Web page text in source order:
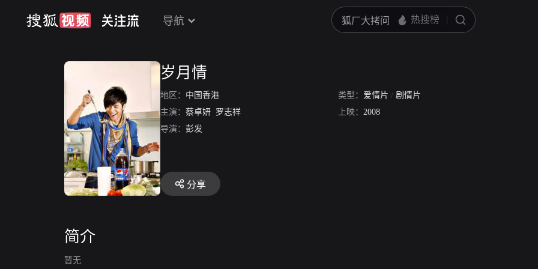
导航
岁月情
地区： 中国香港 类型： 爱情片 / 剧情片
主演： 蔡卓妍 罗志祥 上映： 2008
导演： 彭发
分享
简介
暂无